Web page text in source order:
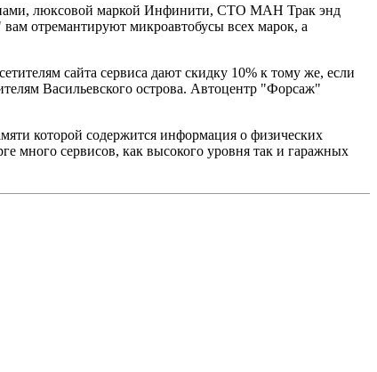
люксовой маркой Инфинити, СТО МАН Трак энд
отремантируют микроавтобусы всех марок, а
сайта сервиса дают скидку 10% к тому же, если
Васильевского острова. Автоцентр "Форсаж"
которой содержится информация о физических
много сервисов, как высокого уровня так и гаражных